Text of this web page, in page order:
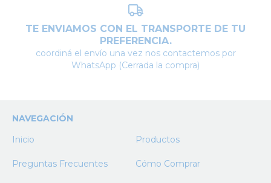
TE ENVIAMOS CON EL TRANSPORTE DE TU
PREFERENCIA.
coordiná el envío una vez nos contactemos por
WhatsApp (Cerrada la compra)
NAVEGACIÓN
Inicio
Productos
Preguntas Frecuentes Cómo Comprar